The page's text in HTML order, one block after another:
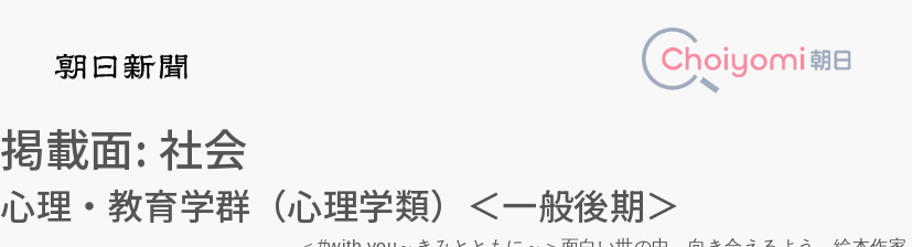
掲載面: 社会
心理・教育学群（心理学類）＜一般後期＞